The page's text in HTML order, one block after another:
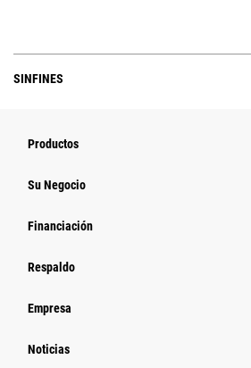
SINFINES
Productos
Su Negocio
Financiación
Respaldo
Empresa
Noticias